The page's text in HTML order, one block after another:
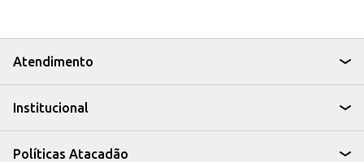
Perfeito para quem busca praticidade na cozinha sem abrir mão do sabor.
Com o Molho para Yakissoba Karui, você garante o sabor autêntico do
yakisoba, com a praticidade que o seu dia a dia precisa.
Atendimento
Institucional
Políticas Atacadão